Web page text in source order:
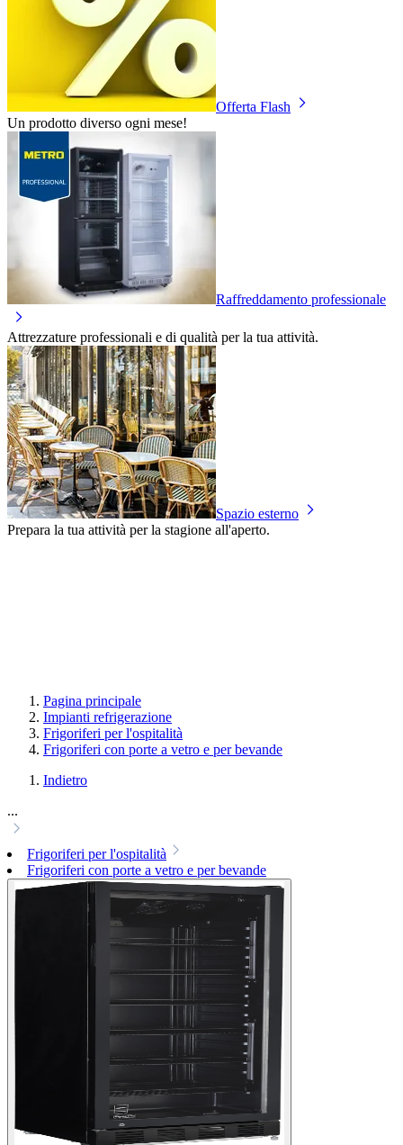
Offerta Flash
Un prodotto diverso ogni mese!
Raffreddamento professionale
Attrezzature professionali e di qualità per la tua attività.
Spazio esterno
Prepara la tua attività per la stagione all'aperto.
Pagina principale
Impianti refrigerazione
Frigoriferi per l'ospitalità
Frigoriferi con porte a vetro e per bevande
Indietro
...
Frigoriferi per l'ospitalità
Frigoriferi con porte a vetro e per bevande